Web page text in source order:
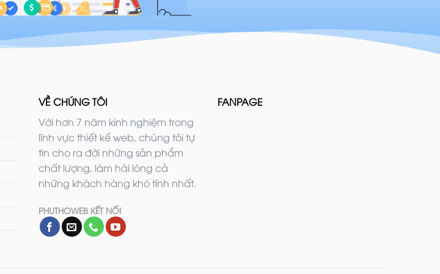
VỀ CHÚNG TÔI
Với hơn 7 năm kinh nghiệm trong
lĩnh vực thiết kế web, chúng tôi tự
tin cho ra đời những sản phẩm
chất lượng, làm hài lòng cả
những khách hàng khó tính nhất.
PHUTHOWEB KẾT NỐI
FANPAGE